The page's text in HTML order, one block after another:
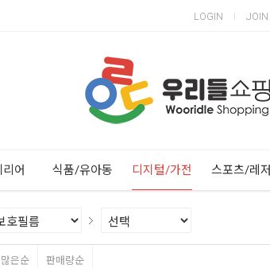
LOGIN JOIN
어 식품/유아동 디지털/가전 스포츠/레저
은순 판매량순